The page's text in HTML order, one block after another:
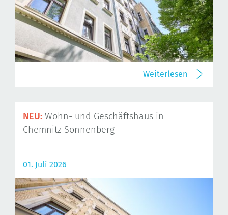
Weiterlesen
NEU: Wohn- und Geschäftshaus in
Chemnitz-Sonnenberg
01. Juli 2026